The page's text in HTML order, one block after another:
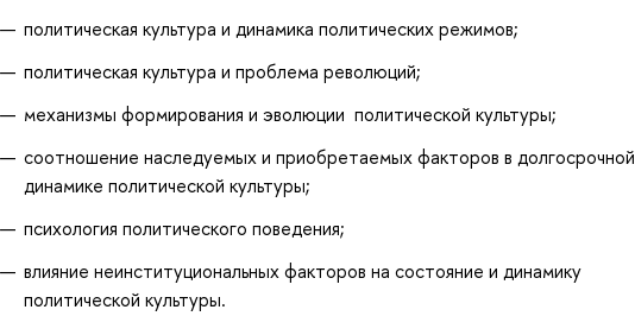
политическая культура и динамика политических режимов;
политическая культура и проблема революций;
механизмы формирования и эволюции политической культуры;
соотношение наследуемых и приобретаемых факторов в долгосрочной
динамике политической культуры;
психология политического поведения;
влияние неинституциональных факторов на состояние и динамику
политической культуры.